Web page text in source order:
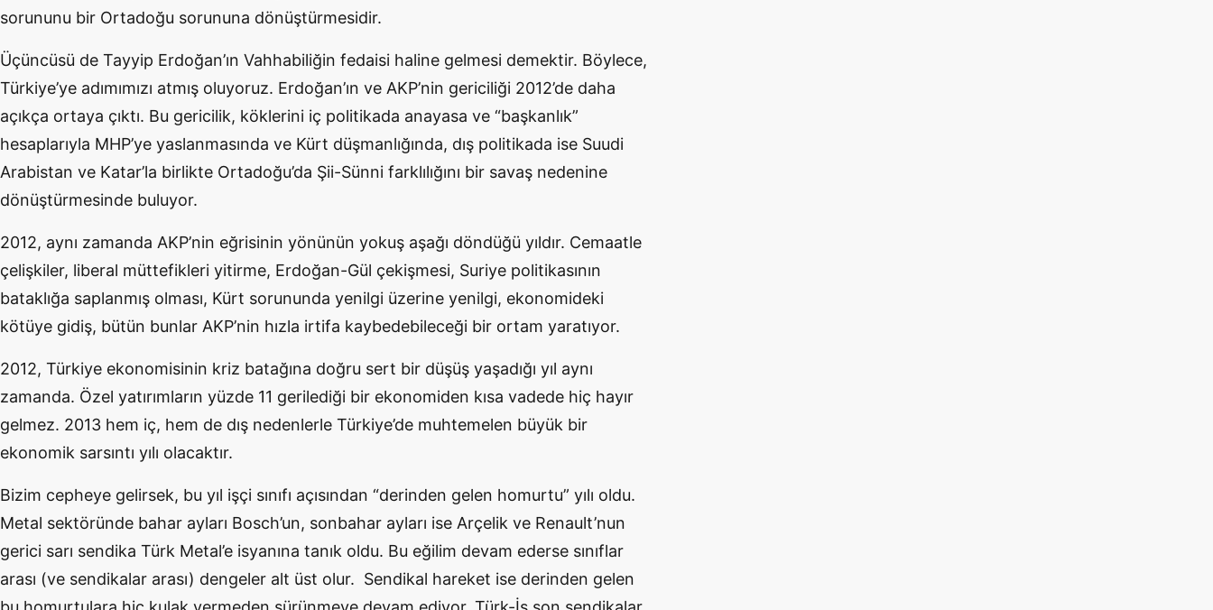
sorununu bir Ortadoğu sorununa dönüştürmesidir.
Üçüncüsü de Tayyip Erdoğan’ın Vahhabiliğin fedaisi haline gelmesi demektir. Böylece,
Türkiye’ye adımımızı atmış oluyoruz. Erdoğan’ın ve AKP’nin gericiliği 2012’de daha
açıkça ortaya çıktı. Bu gericilik, köklerini iç politikada anayasa ve “başkanlık”
hesaplarıyla MHP’ye yaslanmasında ve Kürt düşmanlığında, dış politikada ise Suudi
Arabistan ve Katar’la birlikte Ortadoğu’da Şii-Sünni farklılığını bir savaş nedenine
dönüştürmesinde buluyor.
2012, aynı zamanda AKP’nin eğrisinin yönünün yokuş aşağı döndüğü yıldır. Cemaatle
çelişkiler, liberal müttefikleri yitirme, Erdoğan-Gül çekişmesi, Suriye politikasının
bataklığa saplanmış olması, Kürt sorununda yenilgi üzerine yenilgi, ekonomideki
kötüye gidiş, bütün bunlar AKP’nin hızla irtifa kaybedebileceği bir ortam yaratıyor.
2012, Türkiye ekonomisinin kriz batağına doğru sert bir düşüş yaşadığı yıl aynı
zamanda. Özel yatırımların yüzde 11 gerilediği bir ekonomiden kısa vadede hiç hayır
gelmez. 2013 hem iç, hem de dış nedenlerle Türkiye’de muhtemelen büyük bir
ekonomik sarsıntı yılı olacaktır.
Bizim cepheye gelirsek, bu yıl işçi sınıfı açısından “derinden gelen homurtu” yılı oldu.
Metal sektöründe bahar ayları Bosch’un, sonbahar ayları ise Arçelik ve Renault’nun
gerici sarı sendika Türk Metal’e isyanına tanık oldu. Bu eğilim devam ederse sınıflar
arası (ve sendikalar arası) dengeler alt üst olur. Sendikal hareket ise derinden gelen